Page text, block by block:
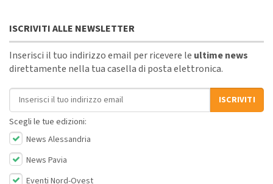
ISCRIVITI ALLE NEWSLETTER
Inserisci il tuo indirizzo email per ricevere le ultime news
direttamente nella tua casella di posta elettronica.
Indirizzo email
ISCRIVITI
Scegli le tue edizioni:
News Alessandria
News Pavia
Eventi Nord-Ovest